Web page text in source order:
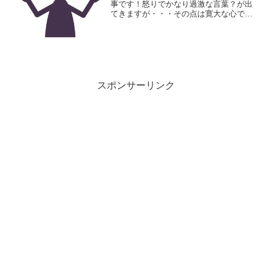
事です！怒りでかなり過激な言葉？が出
てきますが・・・その点は寛大な心でご
スポンサーリンク